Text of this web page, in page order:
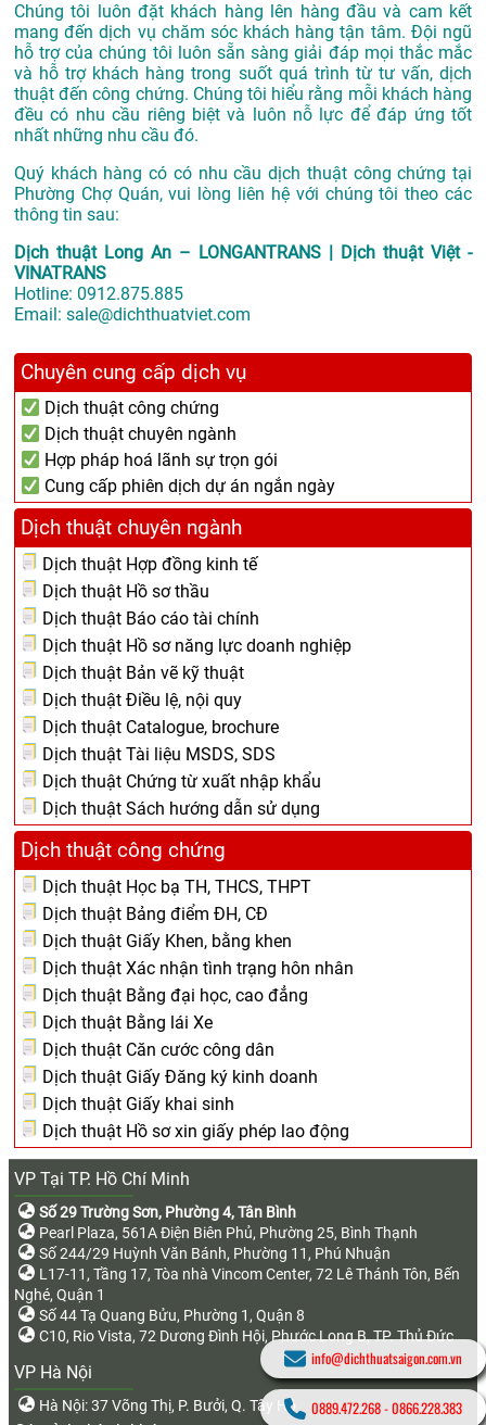
Chúng tôi luôn đặt khách hàng lên hàng đầu và cam kết
mang đến dịch vụ chăm sóc khách hàng tận tâm. Đội ngũ
hỗ trợ của chúng tôi luôn sẵn sàng giải đáp mọi thắc mắc
và hỗ trợ khách hàng trong suốt quá trình từ tư vấn, dịch
thuật đến công chứng. Chúng tôi hiểu rằng mỗi khách hàng
đều có nhu cầu riêng biệt và luôn nỗ lực để đáp ứng tốt
nhất những nhu cầu đó.
Quý khách hàng có có nhu cầu dịch thuật công chứng tại
Phường Chợ Quán, vui lòng liên hệ với chúng tôi theo các
thông tin sau:
Dịch thuật Long An – LONGANTRANS | Dịch thuật Việt -
VINATRANS
Hotline: 0912.875.885
Email: sale@dichthuatviet.com
Chuyên cung cấp dịch vụ
Dịch thuật công chứng
Dịch thuật chuyên ngành
Hợp pháp hoá lãnh sự trọn gói
Cung cấp phiên dịch dự án ngắn ngày
Dịch thuật chuyên ngành
Dịch thuật Hợp đồng kinh tế
Dịch thuật Hồ sơ thầu
Dịch thuật Báo cáo tài chính
Dịch thuật Hồ sơ năng lực doanh nghiệp
Dịch thuật Bản vẽ kỹ thuật
Dịch thuật Điều lệ, nội quy
Dịch thuật Catalogue, brochure
Dịch thuật Tài liệu MSDS, SDS
Dịch thuật Chứng từ xuất nhập khẩu
Dịch thuật Sách hướng dẫn sử dụng
Dịch thuật công chứng
Dịch thuật Học bạ TH, THCS, THPT
Dịch thuật Bảng điểm ĐH, CĐ
Dịch thuật Giấy Khen, bằng khen
Dịch thuật Xác nhận tình trạng hôn nhân
Dịch thuật Bằng đại học, cao đẳng
Dịch thuật Bằng lái Xe
Dịch thuật Căn cước công dân
Dịch thuật Giấy Đăng ký kinh doanh
Dịch thuật Giấy khai sinh
Dịch thuật Hồ sơ xin giấy phép lao động
VP Tại TP. Hồ Chí Minh
Số 29 Trường Sơn, Phường 4, Tân Bình
Pearl Plaza, 561A Điện Biên Phủ, Phường 25, Bình Thạnh
Số 244/29 Huỳnh Văn Bánh, Phường 11, Phú Nhuận
L17-11, Tầng 17, Tòa nhà Vincom Center, 72 Lê Thánh Tôn, Bến
Nghé, Quận 1
Số 44 Tạ Quang Bửu, Phường 1, Quận 8
C10, Rio Vista, 72 Dương Đình Hội, Phước Long B, TP. Thủ Đức
VP Hà Nội
Hà Nội: 37 Võng Thị, P. Bưởi, Q. Tây Hồ
info@dichthuatsaigon.com.vn
0889.472.268-0866.228.383